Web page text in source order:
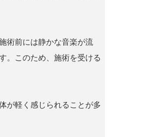
術前には静かな音楽が流
。このため、施術を受ける
が軽く感じられることが多